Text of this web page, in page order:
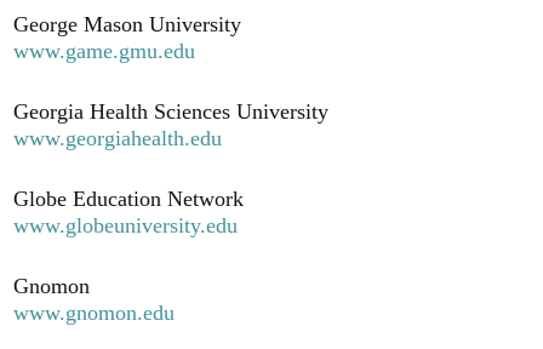
George Mason University
www.game.gmu.edu
Georgia Health Sciences University
www.georgiahealth.edu
Globe Education Network
www.globeuniversity.edu
Gnomon
www.gnomon.edu